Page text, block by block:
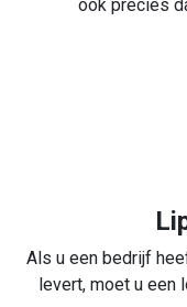
ook precies
Als u een bedrijf
levert, moet u een